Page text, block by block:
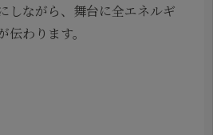
しながら、舞台に全エネルギ
わります。